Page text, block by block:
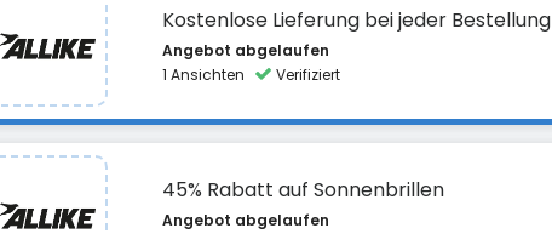
Kostenlose Lieferung bei jeder Bestellung
Angebot abgelaufen
1 Ansichten
Verifiziert
45% Rabatt auf Sonnenbrillen
Angebot abgelaufen